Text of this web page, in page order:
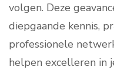
volgen. Deze
diepgaande kennis,
professionele
helpen excelleren in